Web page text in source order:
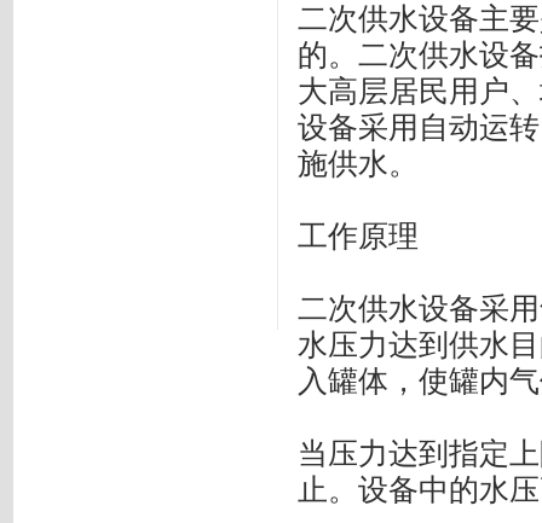
二次供水设备主
的。二次供水设
大高层居民用户
设备采用自动运
施供水。
工作原理
二次供水设备采
水压力达到供水
入罐体，使罐内
当压力达到指定
止。设备中的水